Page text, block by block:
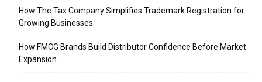
How The Tax Company Simplifies Trademark Registration for
Growing Businesses
How FMCG Brands Build Distributor Confidence Before Market
Expansion